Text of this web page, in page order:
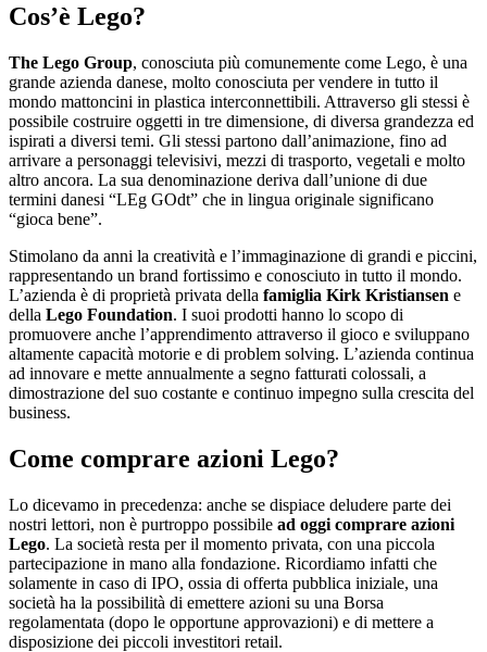
Cos’è Lego?
The Lego Group, conosciuta più comunemente come Lego, è una
grande azienda danese, molto conosciuta per vendere in tutto il
mondo mattoncini in plastica interconnettibili. Attraverso gli stessi è
possibile costruire oggetti in tre dimensione, di diversa grandezza ed
ispirati a diversi temi. Gli stessi partono dall’animazione, fino ad
arrivare a personaggi televisivi, mezzi di trasporto, vegetali e molto
altro ancora. La sua denominazione deriva dall’unione di due
termini danesi “LEg GOdt” che in lingua originale significano
“gioca bene”.
Stimolano da anni la creatività e l’immaginazione di grandi e piccini,
rappresentando un brand fortissimo e conosciuto in tutto il mondo.
L’azienda è di proprietà privata della famiglia Kirk Kristiansen e
della Lego Foundation. I suoi prodotti hanno lo scopo di
promuovere anche l’apprendimento attraverso il gioco e sviluppano
altamente capacità motorie e di problem solving. L’azienda continua
ad innovare e mette annualmente a segno fatturati colossali, a
dimostrazione del suo costante e continuo impegno sulla crescita del
business.
Come comprare azioni Lego?
Lo dicevamo in precedenza: anche se dispiace deludere parte dei
nostri lettori, non è purtroppo possibile ad oggi comprare azioni
Lego. La società resta per il momento privata, con una piccola
partecipazione in mano alla fondazione. Ricordiamo infatti che
solamente in caso di IPO, ossia di offerta pubblica iniziale, una
società ha la possibilità di emettere azioni su una Borsa
regolamentata (dopo le opportune approvazioni) e di mettere a
disposizione dei piccoli investitori retail.